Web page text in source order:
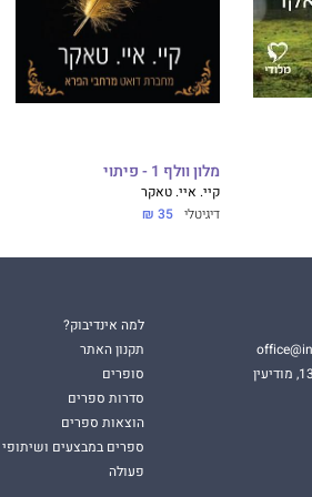
מלון וולף 1 - פיתוי
קיי. איי. טאקר
דיגיטלי 35 ₪
למה אינדיבוק?
תקנון האתר
סופרים
סדרות ספרים
הוצאות ספרים
ספרים במבצעים ושיתופי
פעולה